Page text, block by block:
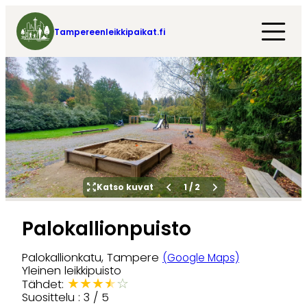
Tampereenleikkipaikat.fi
Katso kuvat 1/2
Palokallionpuisto
Palokallionkatu, Tampere (Google Maps)
Yleinen leikkipuisto
Tähdet: ★★★★☆
Suosittelu : 3 / 5